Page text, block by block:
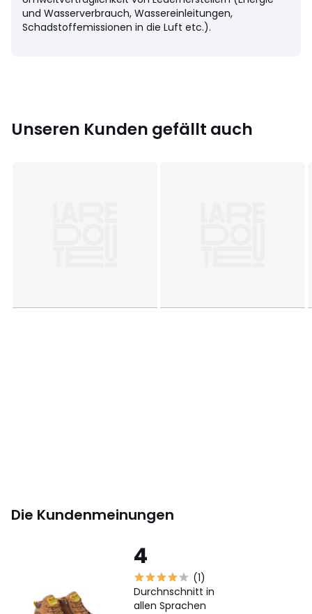
Letzte Aktualisierung der Angaben: 02/04/2026
und Wasserverbrauch, Wassereinleitungen,
Schadstoffemissionen in die Luft etc.).
Unseren Kunden gefällt auch
Die Kundenmeinungen
4
(1)
Durchnschnitt in
allen Sprachen